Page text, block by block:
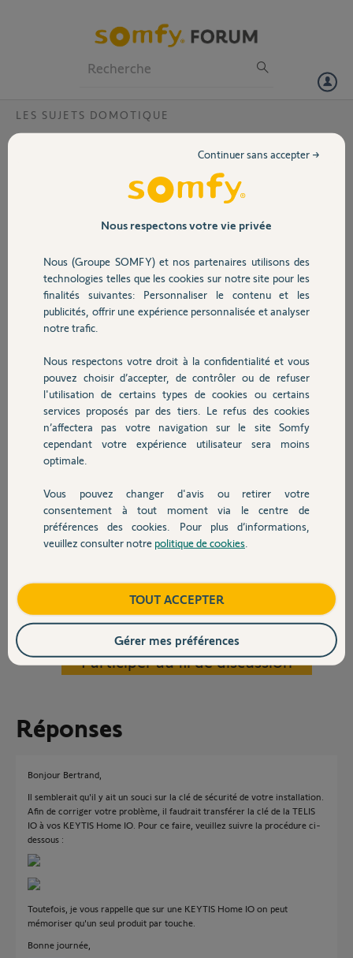
Volet
Sécurité
Domotique
Chauffage
Autres produits
Devis avec un pro
Contact
LES SUJETS DOMOTIQUE
KEYTIS 4 home alarme io et volets roulants
Je cherche à piloter d'un seul bouton sur mes deux télécommandes
D'après ce que je comprends, je dois mémoriser mes neufs volets sur
un bouton de la télécommande puis paramétrer la fermeture
générale via "STOP-CODE"
Mon problème est que je n'arrive pas à enregistrer mes volets IO sur
la keytis 4 IO.
1) J'appuie 2s sur la télécommande individuelle smoove de mon volet
jusqu'au mouvement du volet
2) j'appuie 0,5s sur le bouton prog de la keytis.
3) j'attends le second bip vert avant de choisir le bouton à mémoriser
A cette étape, je n'ai pas le second bip vert mais une série de bips et
clignotants oranges.
J'ai essayé la même procédure avec ma seconde télécommande
Pour info, j'ai programmé l'activation de mon alarme protexial sur la
keytis et mes volets sont enregistrés sur mon alarme.
J'ai également une télécommande TELIS qui pilote les 9 volets.
Cordialement.
Bertrand F.
il y a environ 12 ans
Participer au fil de discussion
Réponses
Bonjour Bertrand,
Il semblerait qu'il y ait un souci sur la clé de sécurité de votre installation.
Afin de corriger votre problème, il faudrait transférer la clé de la TELIS
IO à vos KEYTIS Home IO. Pour ce faire, veuillez suivre la procédure ci-
dessous :
Toutefois, je vous rappelle que sur une KEYTIS Home IO on peut
mémoriser qu'un seul produit par touche.
Bonne journée,
Nous respectons votre vie privée
Nous (Groupe SOMFY) et nos partenaires utilisons des
technologies telles que les cookies sur notre site pour les
finalités suivantes: Personnaliser le contenu et les
publicités, offrir une expérience personnalisée et analyser
notre trafic.
Nous respectons votre droit à la confidentialité et vous
pouvez choisir d’accepter, de contrôler ou de refuser
l'utilisation de certains types de cookies ou certains
services proposés par des tiers. Le refus des cookies
n’affectera pas votre navigation sur le site Somfy
cependant votre expérience utilisateur sera moins
optimale.
Vous pouvez changer d'avis ou retirer votre
consentement à tout moment via le centre de
préférences des cookies. Pour plus d’informations,
veuillez consulter notre politique de cookies
Continuer sans accepter →
TOUT ACCEPTER
Gérer mes préférences